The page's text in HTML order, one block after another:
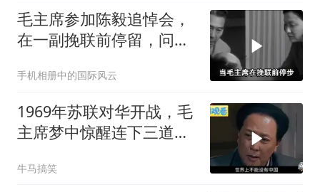
毛主席参加陈毅追悼会，
在一副挽联前停留，问
手机相册中的国际风云
1969年苏联对华开战，毛
主席梦中惊醒连下三道指
牛马搞笑